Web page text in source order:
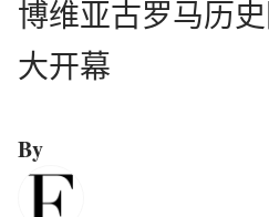
博维亚古罗马历
大开幕
By